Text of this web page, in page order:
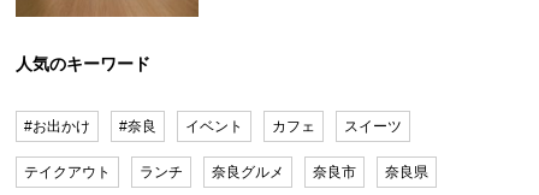
人気のキーワード
#お出かけ #奈良 イベント カフェ スイーツ
テイクアウト ランチ 奈良グルメ 奈良市 奈良県